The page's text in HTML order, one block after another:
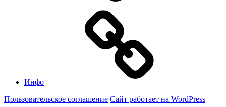
Инфо
Пользовательское соглашение Сайт работает на WordPress